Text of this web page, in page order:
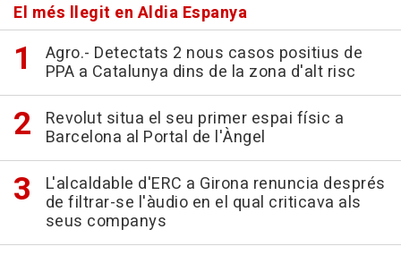
El més llegit en Aldia Espanya
Agro.- Detectats 2 nous casos positius de
PPA a Catalunya dins de la zona d'alt risc
Revolut situa el seu primer espai físic a
Barcelona al Portal de l'Àngel
L'alcaldable d'ERC a Girona renuncia després
de filtrar-se l'àudio en el qual criticava als
seus companys